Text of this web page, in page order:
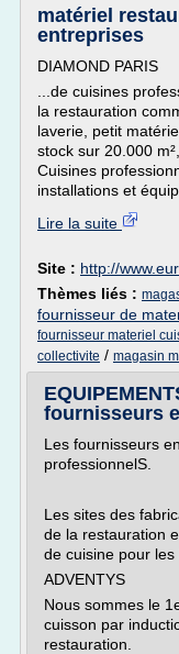
matériel
entreprises
DIAMOND PARIS
...de cuisines
la restauration
laverie, petit
stock sur 20.000
Cuisines
installations et
Lire la suite
Site : http://
Thèmes liés :
fournisseur de
fournisseur materiel
collectivite / magasin
fournisseurs
Les fournisseurs
professionnelS.
Les sites des
de la restauration
de cuisine pour les
ADVENTYS
Nous sommes le
cuisson par
restauration.